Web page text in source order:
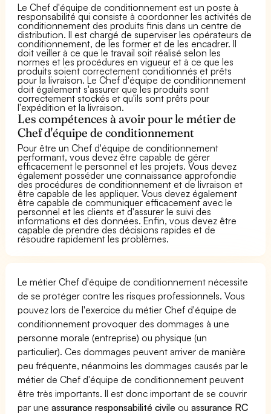
Le Chef d'équipe de conditionnement est un poste à
responsabilité qui consiste à coordonner les activités de
conditionnement des produits finis dans un centre de
distribution. Il est chargé de superviser les opérateurs de
conditionnement, de les former et de les encadrer. Il
doit veiller à ce que le travail soit réalisé selon les
normes et les procédures en vigueur et à ce que les
produits soient correctement conditionnés et prêts
pour la livraison. Le Chef d'équipe de conditionnement
doit également s'assurer que les produits sont
correctement stockés et qu'ils sont prêts pour
l'expédition et la livraison.
Les compétences à avoir pour le métier de
Chef d'équipe de conditionnement
Pour être un Chef d'équipe de conditionnement
performant, vous devez être capable de gérer
efficacement le personnel et les projets. Vous devez
également posséder une connaissance approfondie
des procédures de conditionnement et de livraison et
être capable de les appliquer. Vous devez également
être capable de communiquer efficacement avec le
personnel et les clients et d'assurer le suivi des
informations et des données. Enfin, vous devez être
capable de prendre des décisions rapides et de
résoudre rapidement les problèmes.
Le métier Chef d'équipe de conditionnement nécessite
de se protéger contre les risques professionnels. Vous
pouvez lors de l'exercice du métier Chef d'équipe de
conditionnement provoquer des dommages à une
personne morale (entreprise) ou physique (un
particulier). Ces dommages peuvent arriver de manière
peu fréquente, néanmoins les dommages causés par le
métier de Chef d'équipe de conditionnement peuvent
être très importants. Il est donc important de se couvrir
par uneassurance responsabilité civile ouassurance RC